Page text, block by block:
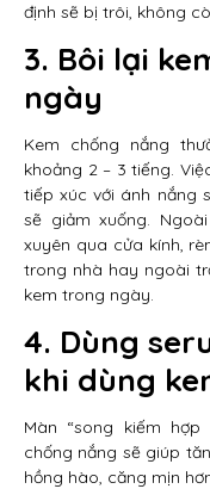
định sẽ bị trôi, không
3. Bôi lại
ngày
Kem chống nắng
khoảng 2 – 3 tiếng.
tiếp xúc với ánh nắng
sẽ giảm xuống.
xuyên qua cửa kính,
trong nhà hay ngoài
kem trong ngày.
4. Dùng
khi dùng
Màn “song kiếm
chống nắng sẽ giúp
hồng hào, căng mịn